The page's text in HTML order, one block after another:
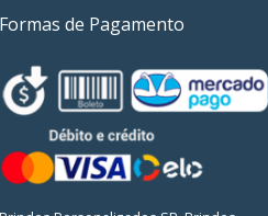
Formas de Pagamento